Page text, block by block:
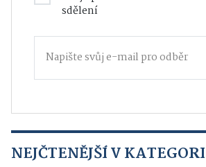
sdělení
NEJČTENĚJŠÍ V